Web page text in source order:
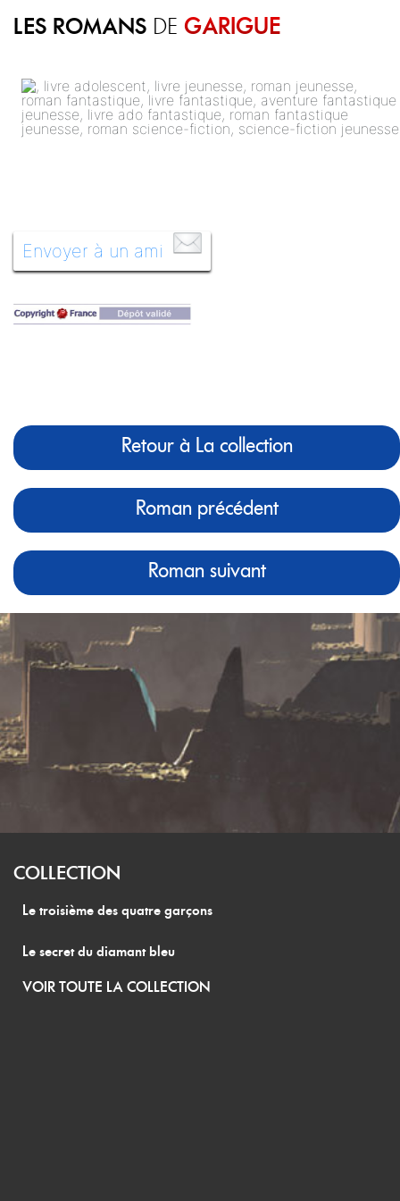
LES ROMANS DE GARIGUE
Envoyer à un ami
Retour à La collection
Roman précédent
Roman suivant
COLLECTION
Le troisième des quatre garçons
Le secret du diamant bleu
VOIR TOUTE LA COLLECTION